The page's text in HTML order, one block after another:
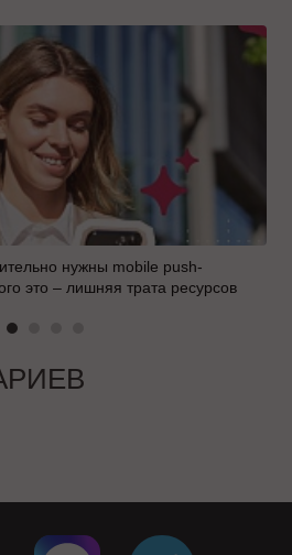
нужны mobile push-
это – лишняя трата ресурсов